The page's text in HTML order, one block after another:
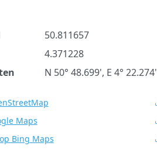
50.811657
4.371228
N 50° 48.699', E 4° 22.274'
Maps
Bing Maps